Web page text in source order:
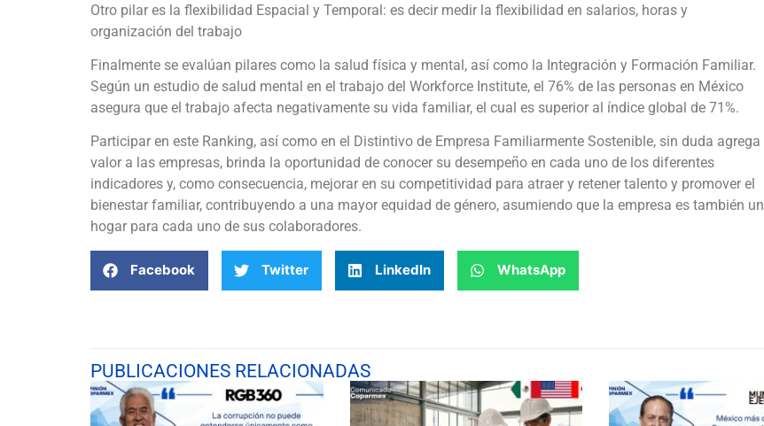
Otro pilar es la flexibilidad Espacial y Temporal: es decir medir la flexibilidad en salarios, horas y
organización del trabajo
Finalmente se evalúan pilares como la salud física y mental, así como la Integración y Formación Familiar.
Según un estudio de salud mental en el trabajo del Workforce Institute, el 76% de las personas en México
asegura que el trabajo afecta negativamente su vida familiar, el cual es superior al índice global de 71%.
Participar en este Ranking, así como en el Distintivo de Empresa Familiarmente Sostenible, sin duda agrega
valor a las empresas, brinda la oportunidad de conocer su desempeño en cada uno de los diferentes
indicadores y, como consecuencia, mejorar en su competitividad para atraer y retener talento y promover el
bienestar familiar, contribuyendo a una mayor equidad de género, asumiendo que la empresa es también un
hogar para cada uno de sus colaboradores.
Facebook Twitter LinkedIn WhatsApp
PUBLICACIONES RELACIONADAS